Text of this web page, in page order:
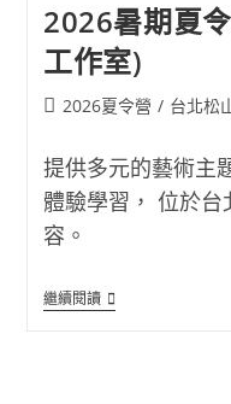
2026暑期夏
工作室)
Post2026夏令營 / 台北松
提供多元的藝術主
體驗學習， 位於
容。
繼續閱讀2026
暑